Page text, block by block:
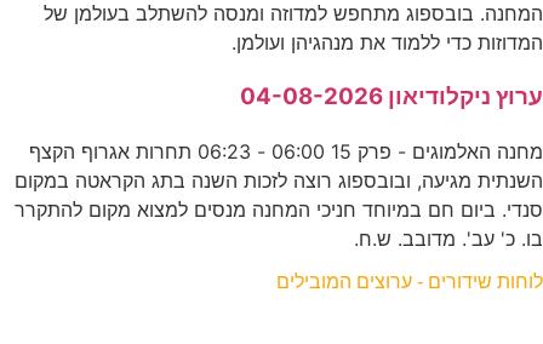
המחנה. בובספוג מתחפש למדוזה ומנסה להשתלב בעולמן של
המדוזות כדי ללמוד את מנהגיהן ועולמן.
ערוץ ניקלודיאון 04-08-2026
מחנה האלמוגים - פרק 15 06:00 - 06:23 תחרות אגרוף הקצף
השנתית מגיעה, ובובספוג רוצה לזכות השנה בתג הקראטה במקום
סנדי. ביום חם במיוחד חניכי המחנה מנסים למצוא מקום להתקרר
בו. כ' עב'. מדובב. ש.ח.
לוחות שידורים - ערוצים המובילים